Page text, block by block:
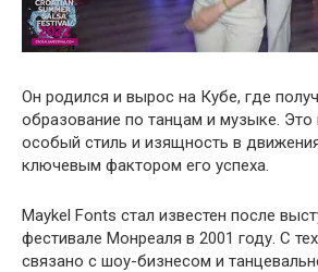
Он родился и вырос на Кубе, где
образование по танцам и музыке.
особый стиль и изящность в
ключевым фактором его успеха.
Maykel Fonts стал известен после
фестивале Монреаля в 2001 году. С
связано с шоу-бизнесом и